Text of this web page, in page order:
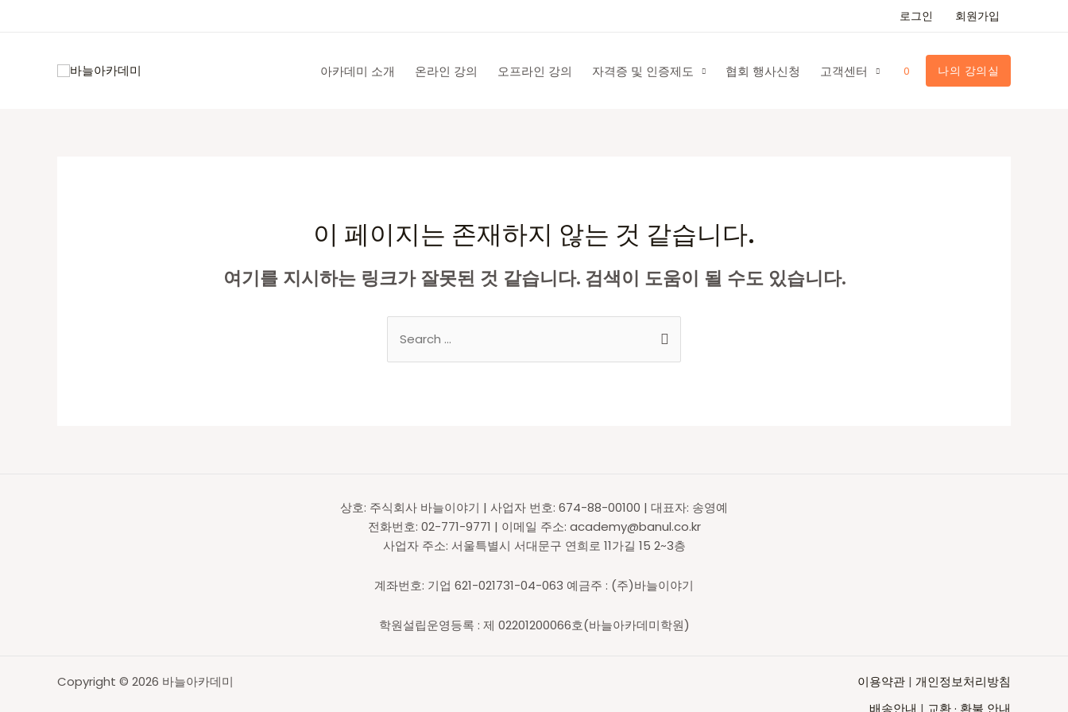
로그인 회원가입
아카데미 소개 온라인 강의 오프라인 강의 자격증 및 인증제도 협회 행사신청 고객센터 0 나의 강의실
이 페이지는 존재하지 않는 것 같습니다.
여기를 지시하는 링크가 잘못된 것 같습니다. 검색이 도움이 될 수도 있습니다.
for:
상호: 주식회사 바늘이야기 | 사업자 번호: 674-88-00100 | 대표자: 송영예
전화번호: 02-771-9771 | 이메일 주소: academy@banul.co.kr
사업자 주소: 서울특별시 서대문구 연희로 11가길 15 2~3층
계좌번호: 기업 621-021731-04-063 예금주 : (주)바늘이야기
학원설립운영등록 : 제 02201200066호(바늘아카데미학원)
Copyright © 2026 바늘아카데미 이용약관 | 개인정보처리방침